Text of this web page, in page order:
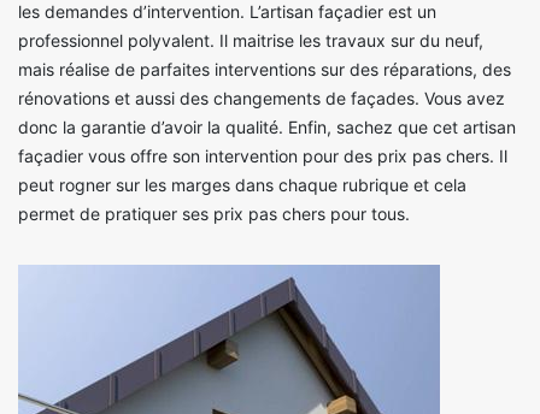
les demandes d’intervention. L’artisan façadier est un
professionnel polyvalent. Il maitrise les travaux sur du neuf,
mais réalise de parfaites interventions sur des réparations, des
rénovations et aussi des changements de façades. Vous avez
donc la garantie d’avoir la qualité. Enfin, sachez que cet artisan
façadier vous offre son intervention pour des prix pas chers. Il
peut rogner sur les marges dans chaque rubrique et cela
permet de pratiquer ses prix pas chers pour tous.